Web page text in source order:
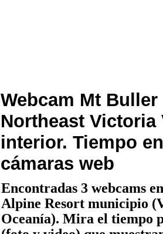
Webcam Mt Buller
Northeast Victoria
interior. Tiempo
cámaras web
Encontradas 3 webcams
Alpine Resort municipio
Oceanía). Mira el tiempo